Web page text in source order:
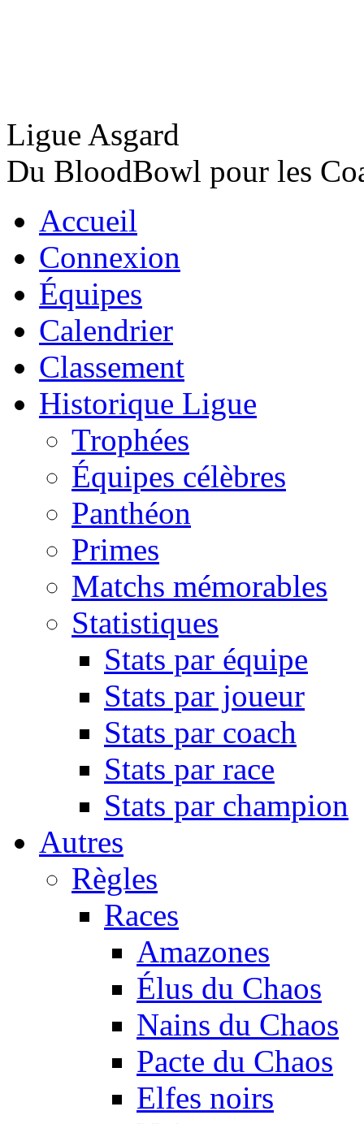
Ligue Asgard
Du BloodBowl pour les
Accueil
Connexion
Équipes
Calendrier
Classement
Historique Ligue
Trophées
Équipes célèbres
Panthéon
Primes
Matchs mémorables
Statistiques
Stats par équipe
Stats par joueur
Stats par coach
Stats par race
Stats par champion
Autres
Règles
Races
Amazones
Élus du Chaos
Nains du Chaos
Pacte du Chaos
Elfes noirs